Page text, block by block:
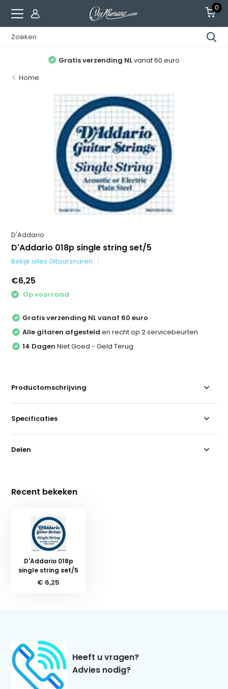
0
Gratis verzending NLvanaf 60 euro
Home
D'Addario
D'Addario 018p single string set/5
Bekijk alles Gitaarsnaren
€6,25
Op voorraad
Gratis verzending NL vanaf 60 euro
Alle gitaren afgesteld en recht op 2 servicebeurten
14 Dagen Niet Goed - Geld Terug
Productomschrijving
Specificaties
Delen
Recent bekeken
D'Addario 018p
single string set/5
€ 6,25
Heeft u vragen?
Advies nodig?